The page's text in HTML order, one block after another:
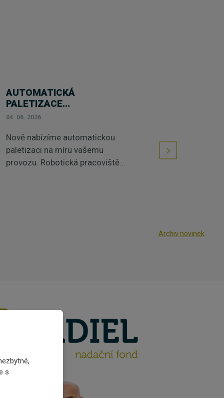
AUTOMATICKÁ
PALETIZACE...
04. 06. 2026
Nově nabízíme automatickou
paletizaci na míru vašemu
provozu. Robotická pracoviště...
Archiv novinek
s